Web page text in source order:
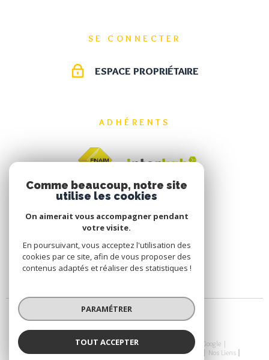
SE CONNECTER
ESPACE PROPRIÉTAIRE
ADHÉRENTS
© 2026 | Tous droits réservés | Traduction powered by Google |
Nos Honoraires
Plan Du Site Mentions Légales Admin
Nos Liens
Comme beaucoup, notre site
utilise les cookies
On aimerait vous accompagner pendant
votre visite.
En poursuivant, vous acceptez l'utilisation des
cookies par ce site, afin de vous proposer des
contenus adaptés et réaliser des statistiques !
PARAMÉTRER
TOUT ACCEPTER